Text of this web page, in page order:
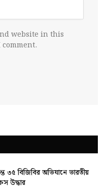
website in this
৩৫ বিজিবির অভিযানে ভারতীয়
উদ্ধার